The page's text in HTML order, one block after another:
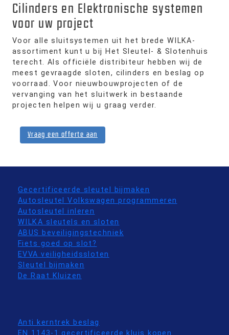
Cilinders en Elektronische systemen
voor uw project
Voor alle sluitsystemen uit het brede WILKA-
assortiment kunt u bij Het Sleutel- & Slotenhuis
terecht. Als officiële distribiteur hebben wij de
meest gevraagde sloten, cilinders en beslag op
voorraad. Voor nieuwbouwprojecten of de
vervanging van het sluitwerk in bestaande
projecten helpen wij u graag verder.
Vraag een offerte aan
Gecertificeerde sleutel bijmaken
Autosleutel Volkswagen programmeren
Autosleutel inleren
WILKA sleutels en sloten
ABUS beveiligingstechniek
Fiets goed op slot?
EVVA veiligheidssloten
Sleutel bijmaken
De Raat Kluizen
Anti kerntrek beslag
EN 1143-1 gecertificeerde kluis kopen